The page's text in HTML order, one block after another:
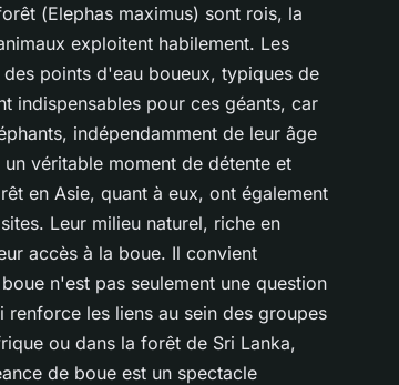
(Elephas maximus) sont rois, la
exploitent habilement. Les
des points d'eau boueux, typiques de
indispensables pour ces géants, car
indépendamment de leur âge
véritable moment de détente et
en Asie, quant à eux, ont également
Leur milieu naturel, riche en
accès à la boue. Il convient
n'est pas seulement une question
les liens au sein des groupes
ou dans la forêt de Sri Lanka,
de boue est un spectacle